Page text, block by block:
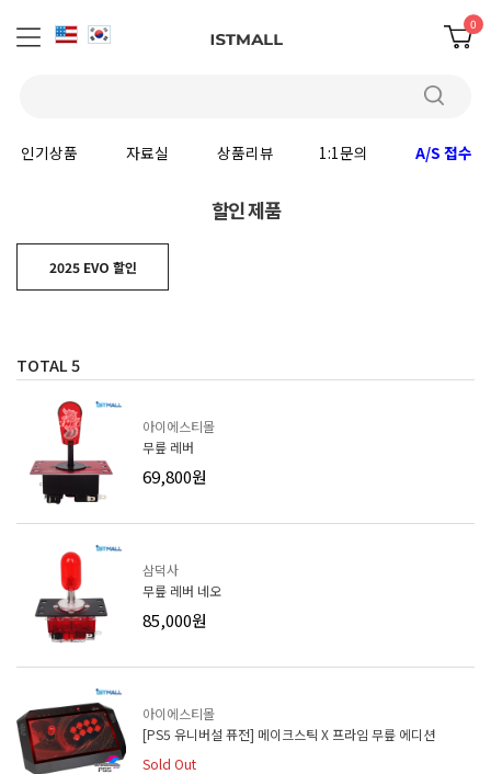
0
인기상품 자료실 상품리뷰 1:1문의 A/S 접수
할인 제품
2025 EVO 할인
TOTAL5
아이에스티몰
무릎 레버
69,800원
삼덕사
무릎 레버 네오
85,000원
아이에스티몰
[PS5 유니버설 퓨전] 메이크스틱 X 프라임 무릎 에디션
Sold Out